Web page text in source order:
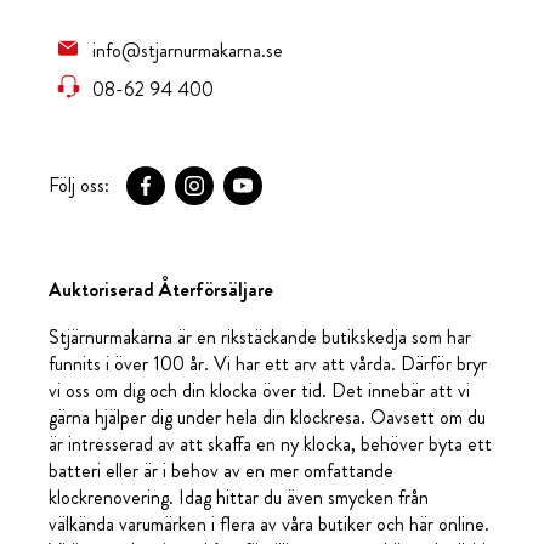
info@stjarnurmakarna.se
08-62 94 400
Följ oss:
Auktoriserad Återförsäljare
Stjärnurmakarna är en rikstäckande butikskedja som har
funnits i över 100 år. Vi har ett arv att vårda. Därför bryr
vi oss om dig och din klocka över tid. Det innebär att vi
gärna hjälper dig under hela din klockresa. Oavsett om du
är intresserad av att skaffa en ny klocka, behöver byta ett
batteri eller är i behov av en mer omfattande
klockrenovering. Idag hittar du även smycken från
välkända varumärken i flera av våra butiker och här online.